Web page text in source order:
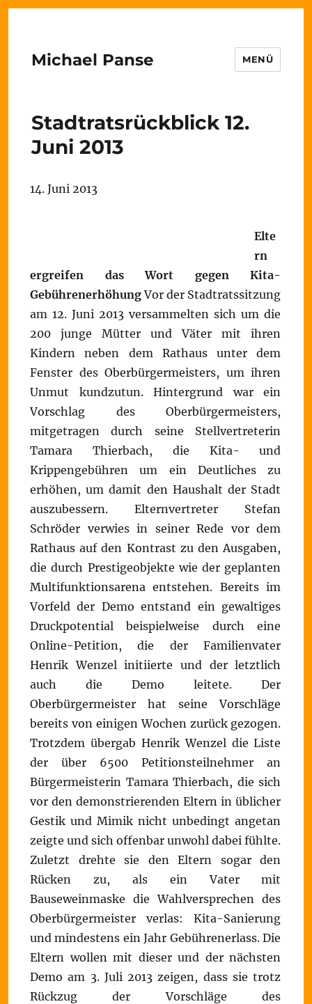
Michael Panse MENÜ
Stadtratsrückblick 12.
Juni 2013
14. Juni 2013
Elte
rn
ergreifen das Wort gegen Kita-
GebührenerhöhungVor der Stadtratssitzung
am 12. Juni 2013 versammelten sich um die
200 junge Mütter und Väter mit ihren
Kindern neben dem Rathaus unter dem
Fenster des Oberbürgermeisters, um ihren
Unmut kundzutun. Hintergrund war ein
Vorschlag des Oberbürgermeisters,
mitgetragen durch seine Stellvertreterin
Tamara Thierbach, die Kita- und
Krippengebühren um ein Deutliches zu
erhöhen, um damit den Haushalt der Stadt
auszubessern. Elternvertreter Stefan
Schröder verwies in seiner Rede vor dem
Rathaus auf den Kontrast zu den Ausgaben,
die durch Prestigeobjekte wie der geplanten
Multifunktionsarena entstehen. Bereits im
Vorfeld der Demo entstand ein gewaltiges
Druckpotential beispielweise durch eine
Online-Petition, die der Familienvater
Henrik Wenzel initiierte und der letztlich
auch die Demo leitete. Der
Oberbürgermeister hat seine Vorschläge
bereits von einigen Wochen zurück gezogen.
Trotzdem übergab Henrik Wenzel die Liste
der über 6500 Petitionsteilnehmer an
Bürgermeisterin Tamara Thierbach, die sich
vor den demonstrierenden Eltern in üblicher
Gestik und Mimik nicht unbedingt angetan
zeigte und sich offenbar unwohl dabei fühlte.
Zuletzt drehte sie den Eltern sogar den
Rücken zu, als ein Vater mit
Bauseweinmaske die Wahlversprechen des
Oberbürgermeister verlas: Kita-Sanierung
und mindestens ein Jahr Gebührenerlass. Die
Eltern wollen mit dieser und der nächsten
Demo am 3. Juli 2013 zeigen, dass sie trotz
Rückzug der Vorschläge des